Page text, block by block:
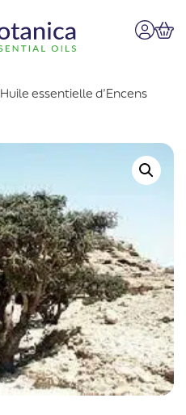
Huile essentielle d’Encens